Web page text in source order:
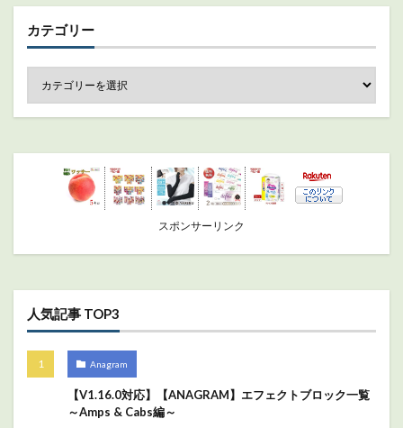
カテゴリー
スポンサーリンク
人気記事 TOP3
Anagram
【V1.16.0対応】【ANAGRAM】エフェクトブロック一覧
～Amps & Cabs編～